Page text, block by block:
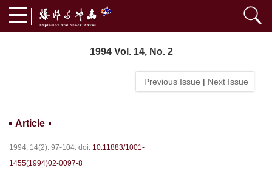
1994 Vol. 14, No. 2
Previous Issue | Next Issue
Article
1994, 14(2): 97-104. doi: 10.11883/1001-
1455(1994)02-0097-8